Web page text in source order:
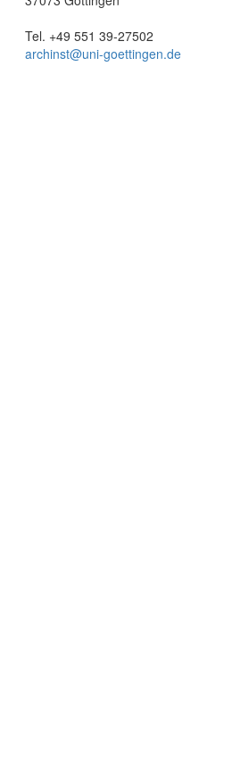
Tel. +49 551 39-27502
archinst@uni-goettingen.de